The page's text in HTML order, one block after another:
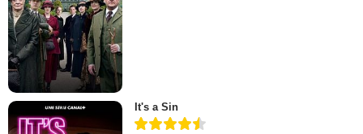
It's a Sin